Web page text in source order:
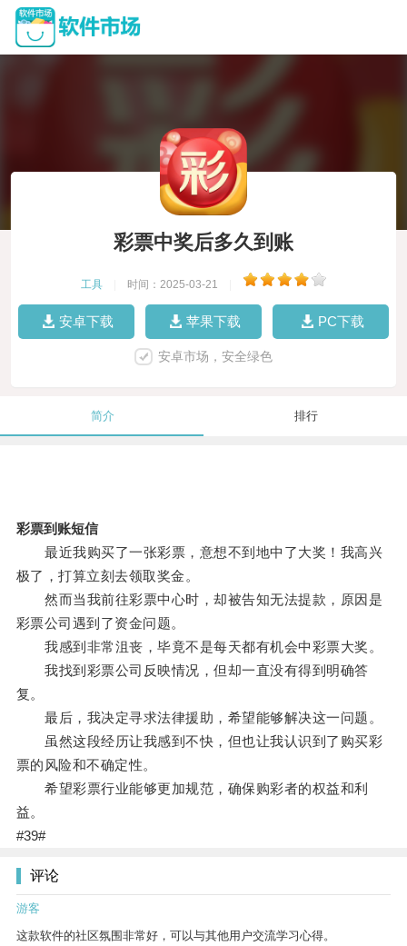
彩票中奖后多久到账
工具 时间：2025-03-21
安卓下载 苹果下载 PC下载
安卓市场，安全绿色
简介 排行
彩票到账短信
最近我购买了一张彩票，意想不到地中了大奖！我高兴
极了，打算立刻去领取奖金。
然而当我前往彩票中心时，却被告知无法提款，原因是
彩票公司遇到了资金问题。
我感到非常沮丧，毕竟不是每天都有机会中彩票大奖。
我找到彩票公司反映情况，但却一直没有得到明确答
复。
最后，我决定寻求法律援助，希望能够解决这一问题。
虽然这段经历让我感到不快，但也让我认识到了购买彩
票的风险和不确定性。
希望彩票行业能够更加规范，确保购彩者的权益和利
益。
#39#
评论
游客
这款软件的社区氛围非常好，可以与其他用户交流学习心得。